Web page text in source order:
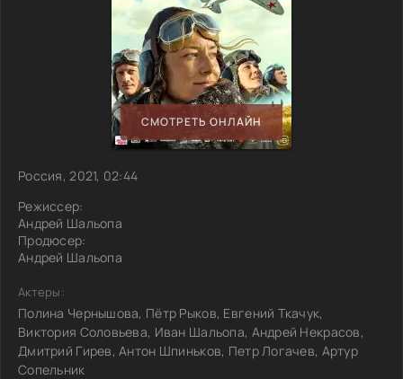
СМОТРЕТЬ ОНЛАЙН
Россия, 2021, 02:44
Режиссер:
Андрей Шальопа
Продюсер:
Андрей Шальопа
Актеры:
Полина Чернышова, Пётр Рыков, Евгений Ткачук,
Виктория Соловьева, Иван Шальопа, Андрей Некрасов,
Дмитрий Гирев, Антон Шпиньков, Петр Логачев, Артур
Сопельник